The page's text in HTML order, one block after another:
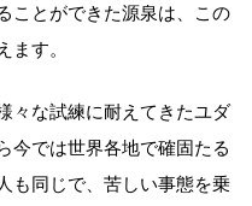
ことができた源泉は、この
ます。
々な試練に耐えてきたユダ
今では世界各地で確固たる
も同じで、苦しい事態を乗